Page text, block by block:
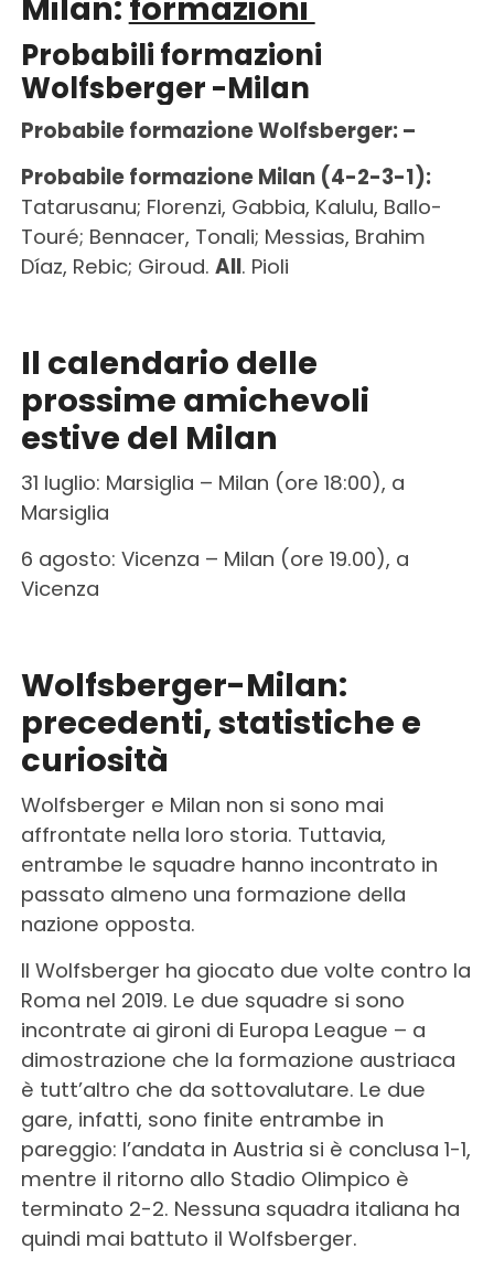
Milan: formazioni
Probabili formazioni
Wolfsberger-Milan
Probabile formazioneWolfsberger: –
Probabile formazione Milan (4-2-3-1):
Tatarusanu; Florenzi, Gabbia, Kalulu, Ballo-
Touré; Bennacer, Tonali; Messias, Brahim
Díaz, Rebic; Giroud. All. Pioli
Il calendario delle
prossime amichevoli
estive del Milan
31 luglio: Marsiglia – Milan (ore 18:00), a
Marsiglia
6 agosto: Vicenza – Milan (ore 19.00), a
Vicenza
Wolfsberger-Milan:
precedenti, statistiche e
curiosità
Wolfsberger e Milan non si sono mai
affrontate nella loro storia. Tuttavia,
entrambe le squadre hanno incontrato in
passato almeno una formazione della
nazione opposta.
Il Wolfsberger ha giocato due volte contro la
Roma nel 2019. Le due squadre si sono
incontrate ai gironi di Europa League – a
dimostrazione che la formazione austriaca
è tutt’altro che da sottovalutare. Le due
gare, infatti, sono finite entrambe in
pareggio: l’andata in Austria si è conclusa 1-1,
mentre il ritorno allo Stadio Olimpico è
terminato 2-2. Nessuna squadra italiana ha
quindi mai battuto il Wolfsberger.